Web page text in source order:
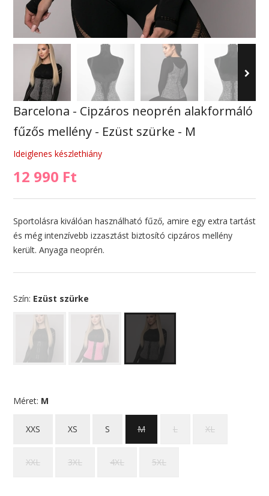
Barcelona - Cipzáros neoprén alakformáló
fűzős mellény - Ezüst szürke - M
Ideiglenes készlethiány
12 990 Ft
Sportolásra kiválóan használható fűző, amire egy extra tartást
és még intenzívebb izzasztást biztosító cipzáros mellény
került. Anyaga neoprén.
Szín: Ezüst szürke
Méret: M
XXS XS S M L XL
XXL 3XL 4XL 5XL